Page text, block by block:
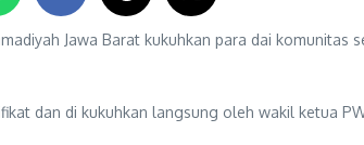
Jawa Barat kukuhkan para dai
dan di kukuhkan langsung oleh wakil ketua